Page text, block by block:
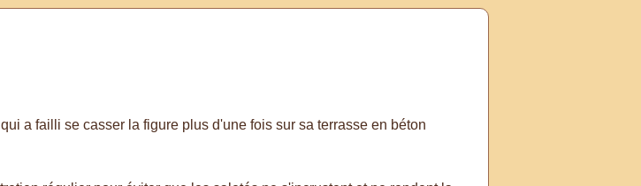
a failli se casser la figure plus d'une fois sur sa terrasse en béton